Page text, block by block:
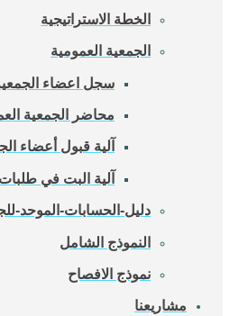
الخطة الاستراتيجية
الجمعية العمومية
سجل اعضاء
محاضر الجمعية
آلية قبول أعضاء
آلية البت في
دليل-الحسابات-الموحد-
النموذج الشامل
نموذج الافصاح
مشاريعنا